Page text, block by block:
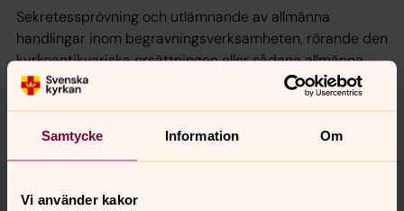
Samtycke Information Om
Vi använder kakor
Sekretessprövning och utlämnande av allmänna
handlingar inom begravningsverksamheten, rörande den
kyrkoantikvariska ersättningen eller sådana allmänna
handlingar som inkom till eller upprättades hos Svenska
kyrkan innan år 2000 omfattas vanligtvis inte av
regleras av Tryckfrihetsförordningen och därmed faller
under undantaget i 1 kap. 7 § Lagen (2018:218) med